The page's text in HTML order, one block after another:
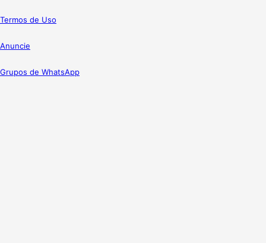
Termos de Uso
Anuncie
Grupos de WhatsApp